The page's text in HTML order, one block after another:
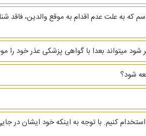
به علت عدم اقدام به موقع والدین،
شود میتواند بعدا با گواهی پزشکی عذر خود را
شود؟
کنیم. با توجه به اینکه خود ایشان